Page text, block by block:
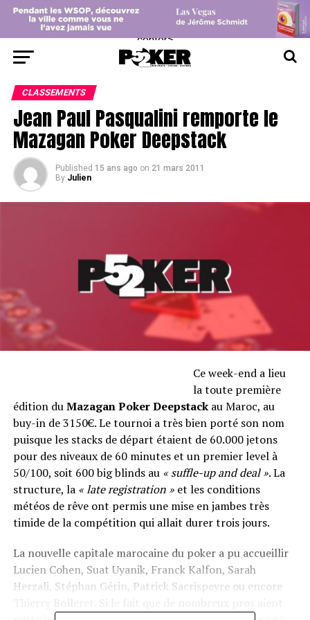
center>
CLASSEMENTS
Jean Paul Pasqualini remporte le
Mazagan Poker Deepstack
Published 15 ans ago on 21 mars 2011
By Julien
Ce week-end a lieu
la toute première
édition duMazagan Poker Deepstackau Maroc, au
buy-in de 3150€. Le tournoi a très bien porté son nom
puisque les stacks de départ étaient de 60.000 jetons
pour des niveaux de 60 minutes et un premier level à
50/100, soit 600 big blinds au « suffle-up and deal ». La
structure, la « late registration »et les conditions
météos de rêve ont permis une mise en jambes très
timide de la compétition qui allait durer trois jours.
La nouvelle capitale marocaine du poker a pu accueillir
Lucien Cohen, Suat Uyanik, Franck Kalfon, Sarah
Herzali, Stéphan Gérin, Patrick Sacrispeyre ou encore